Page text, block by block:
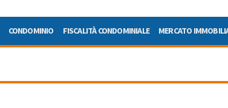
CONDOMINIO FISCALITÀ CONDOMINIALE MERCATO